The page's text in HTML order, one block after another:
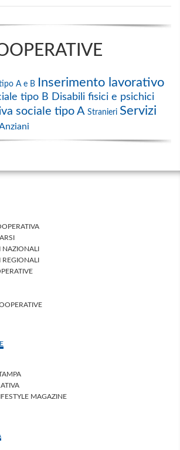
A e B Inserimento lavorativo
tipo B Disabili fisici e psichici
sociale tipo A Stranieri Servizi
NAZIONALI
REGIONALI
MAGAZINE